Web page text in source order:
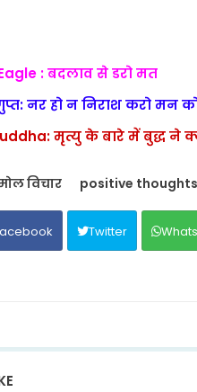
: बदलाव से डरो मत
नर हो न निराश करो मन
मृत्यु के बारे में बुद्ध ने
विचार positive thoughts
Twitter